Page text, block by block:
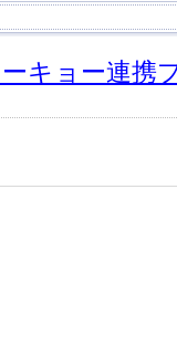
キョー連携